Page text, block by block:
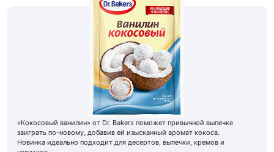
«Кокосовый ванилин» от Dr. Bakers поможет привычной выпечке
заиграть по-новому, добавив ей изысканный аромат кокоса.
Новинка идеально подходит для десертов, выпечки, кремов и